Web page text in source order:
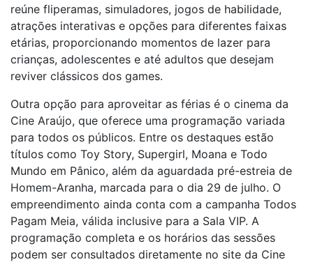
reúne fliperamas, simuladores, jogos de habilidade,
atrações interativas e opções para diferentes faixas
etárias, proporcionando momentos de lazer para
crianças, adolescentes e até adultos que desejam
reviver clássicos dos games.
Outra opção para aproveitar as férias é o cinema da
Cine Araújo, que oferece uma programação variada
para todos os públicos. Entre os destaques estão
títulos como Toy Story, Supergirl, Moana e Todo
Mundo em Pânico, além da aguardada pré-estreia de
Homem-Aranha, marcada para o dia 29 de julho. O
empreendimento ainda conta com a campanha Todos
Pagam Meia, válida inclusive para a Sala VIP. A
programação completa e os horários das sessões
podem ser consultados diretamente no site da Cine